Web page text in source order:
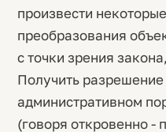
произвести
преобразования
с точки зрения
Получить
административном
(говоря откровенно -